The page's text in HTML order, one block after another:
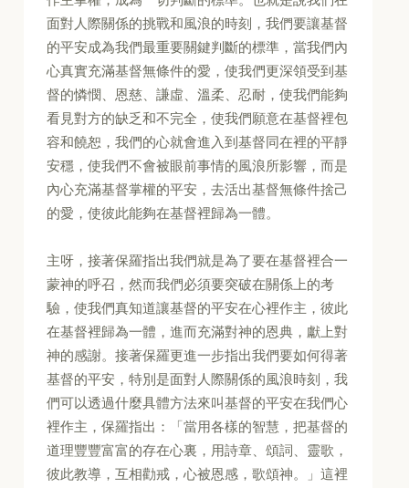
面對人際關係的挑戰和風浪的時刻，我們要讓基督
的平安成為我們最重要關鍵判斷的標準，當我們內
心真實充滿基督無條件的愛，使我們更深領受到基
督的憐憫、恩慈、謙虛、溫柔、忍耐，使我們能夠
看見對方的缺乏和不完全，使我們願意在基督裡包
容和饒恕，我們的心就會進入到基督同在裡的平靜
安穩，使我們不會被眼前事情的風浪所影響，而是
內心充滿基督掌權的平安，去活出基督無條件捨己
的愛，使彼此能夠在基督裡歸為一體。
主呀，接著保羅指出我們就是為了要在基督裡合一
蒙神的呼召，然而我們必須要突破在關係上的考
驗，使我們真知道讓基督的平安在心裡作主，彼此
在基督裡歸為一體，進而充滿對神的恩典，獻上對
神的感謝。接著保羅更進一步指出我們要如何得著
基督的平安，特別是面對人際關係的風浪時刻，我
們可以透過什麼具體方法來叫基督的平安在我們心
裡作主，保羅指出：「當用各樣的智慧，把基督的
道理豐豐富富的存在心裏，用詩章、頌詞、靈歌，
彼此教導，互相勸戒，心被恩感，歌頌神。」這裡